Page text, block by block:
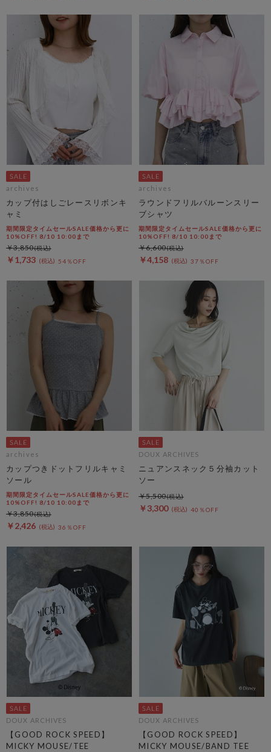
archives
カップ付はしごレースリボンキ
ャミ
期間限定タイムセールSALE価格から更に
10%OFF! 8/10 10:00まで
￥1,733 54％OFF
￥3,850
archives
ラウンドフリルバルーンスリー
ブシャツ
期間限定タイムセールSALE価格から更に
10%OFF! 8/10 10:00まで
￥4,158 37％OFF
￥6,600
archives
カップつきドットフリルキャミ
ソール
期間限定タイムセールSALE価格から更に
10%OFF! 8/10 10:00まで
￥2,426 36％OFF
￥3,850
DOUX ARCHIVES
ニュアンスネック５分袖カット
ソー
￥3,300 40％OFF
￥5,500
DOUX ARCHIVES
【GOOD ROCK SPEED】
MICKY MOUSE/TEE
DOUX ARCHIVES
【GOOD ROCK SPEED】
MICKY MOUSE/BAND TEE